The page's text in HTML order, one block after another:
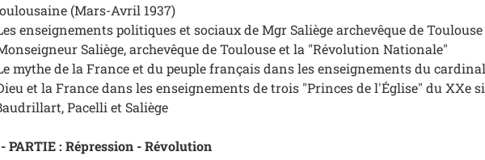
(Mars-Avril 1937)
enseignements politiques et sociaux de Mgr Saliège archevêque de Toulouse
Saliège, archevêque de Toulouse et la "Révolution Nationale"
mythe de la France et du peuple français dans les enseignements du
et la France dans les enseignements de trois "Princes de l'Église" du XXe
Pacelli et Saliège
PARTIE : Répression - Révolution